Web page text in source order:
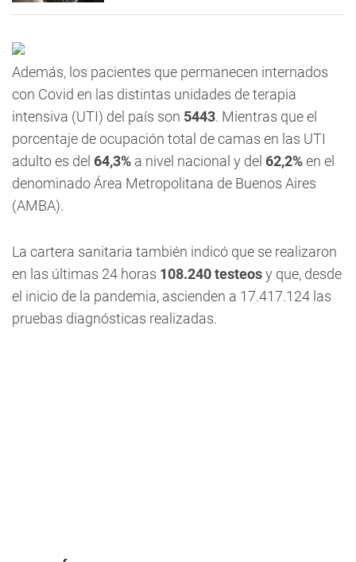
Además, los pacientes que permanecen internados
con Covid en las distintas unidades de terapia
intensiva (UTI) del país son 5443. Mientras que el
porcentaje de ocupación total de camas en las UTI
adulto es del 64,3% a nivel nacional y del 62,2%en el
denominado Área Metropolitana de Buenos Aires
(AMBA).
La cartera sanitaria también indicó que se realizaron
en las últimas 24 horas 108.240 testeosy que, desde
el inicio de la pandemia, ascienden a 17.417.124 las
pruebas diagnósticas realizadas.